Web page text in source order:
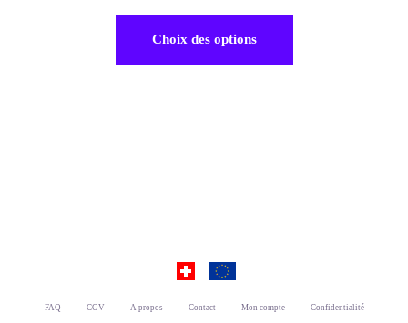
Choix des options
FAQ CGV A propos Contact Mon compte Confidentialité